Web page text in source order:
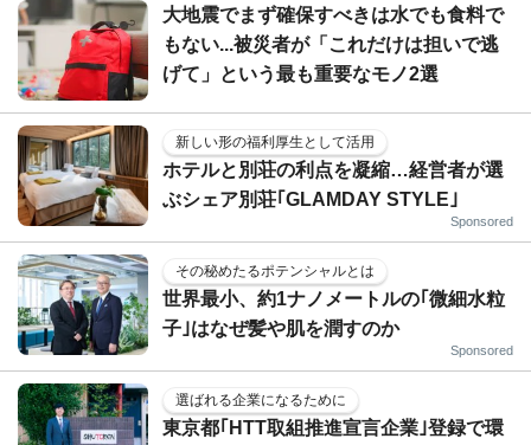
大地震でまず確保すべきは水でも食料で
もない...被災者が「これだけは担いで逃
げて」という最も重要なモノ2選
新しい形の福利厚生として活用
ホテルと別荘の利点を凝縮…経営者が選
ぶシェア別荘｢GLAMDAY STYLE｣
Sponsored
その秘めたるポテンシャルとは
世界最小、約1ナノメートルの｢微細水粒
子｣はなぜ髪や肌を潤すのか
Sponsored
選ばれる企業になるために
東京都｢HTT取組推進宣言企業｣登録で環